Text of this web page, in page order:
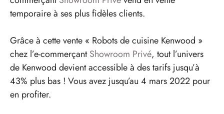
temporaire à ses plus fidèles clients.
Grâce à cette vente « Robots de cuisine Kenwood »
chez l’e-commerçantShowroom Privé, tout l’univers
de Kenwood devient accessible à des tarifs jusqu’à
43% plus bas ! Vous avez jusqu’au 4 mars 2022 pour
en profiter.